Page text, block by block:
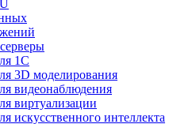
1С
3D моделирования
видеонаблюдения
виртуализации
искусственного интеллекта